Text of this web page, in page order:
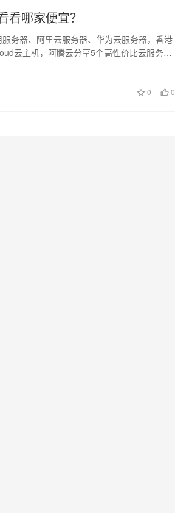
看哪家便宜？
务器、阿里云服务器、华为云服务器，香港
云主机，阿腾云分享5个高性价比云服务
0 0